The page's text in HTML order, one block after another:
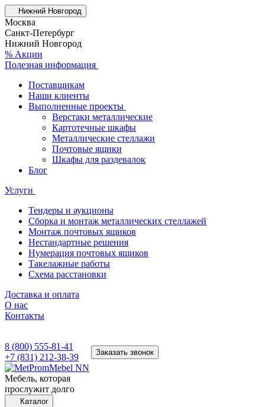
Нижний Новгород
Москва
Санкт-Петербург
Нижний Новгород
% Акции
Полезная информация
Поставщикам
Наши клиенты
Выполненные проекты
Верстаки металлические
Картотечные шкафы
Металлические стеллажи
Почтовые ящики
Шкафы для раздевалок
Блог
Услуги
Тендеры и аукционы
Сборка и монтаж металлических стеллажей
Монтаж почтовых ящиков
Нестандартные решения
Нумерация почтовых ящиков
Такелажные работы
Схема расстановки
Доставка и оплата
О нас
Контакты
8 (800) 555-81-41
+7 (831) 212-38-39
Заказать звонок
Мебель, которая
прослужит долго
Каталог